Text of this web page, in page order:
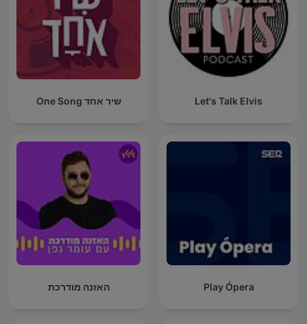
Let's Talk Elvis שיר אחד One Song
Play Ópera האזנה מודרכת